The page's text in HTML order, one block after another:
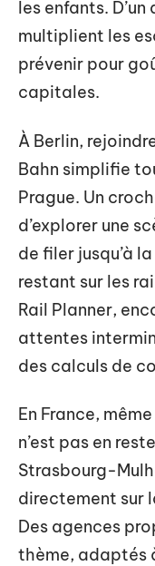
les enfants.
multiplient les
prévenir pour
capitales.
À Berlin,
Bahn simplifie
Prague. Un
d’explorer une
de filer jusqu’à
restant sur les
Rail Planner,
attentes
des calculs de
En France,
n’est pas en
Strasbourg-
directement sur
Des agences
thème, adaptés